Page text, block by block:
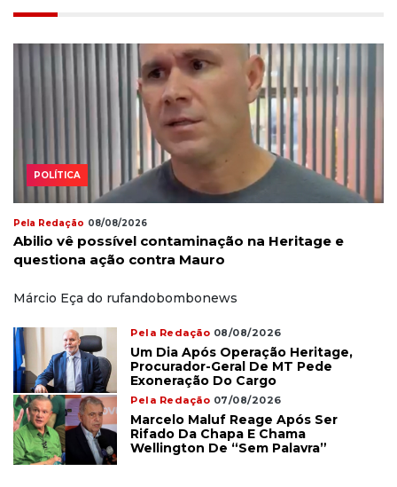
POLÍTICA
Pela Redação 08/08/2026
Abilio vê possível contaminação na Heritage e
questiona ação contra Mauro
Márcio Eça do rufandobombonews
Pela Redação 08/08/2026
Um Dia Após Operação Heritage,
Procurador-Geral De MT Pede
Exoneração Do Cargo
Pela Redação 07/08/2026
Marcelo Maluf Reage Após Ser
Rifado Da Chapa E Chama
Wellington De “sem Palavra”